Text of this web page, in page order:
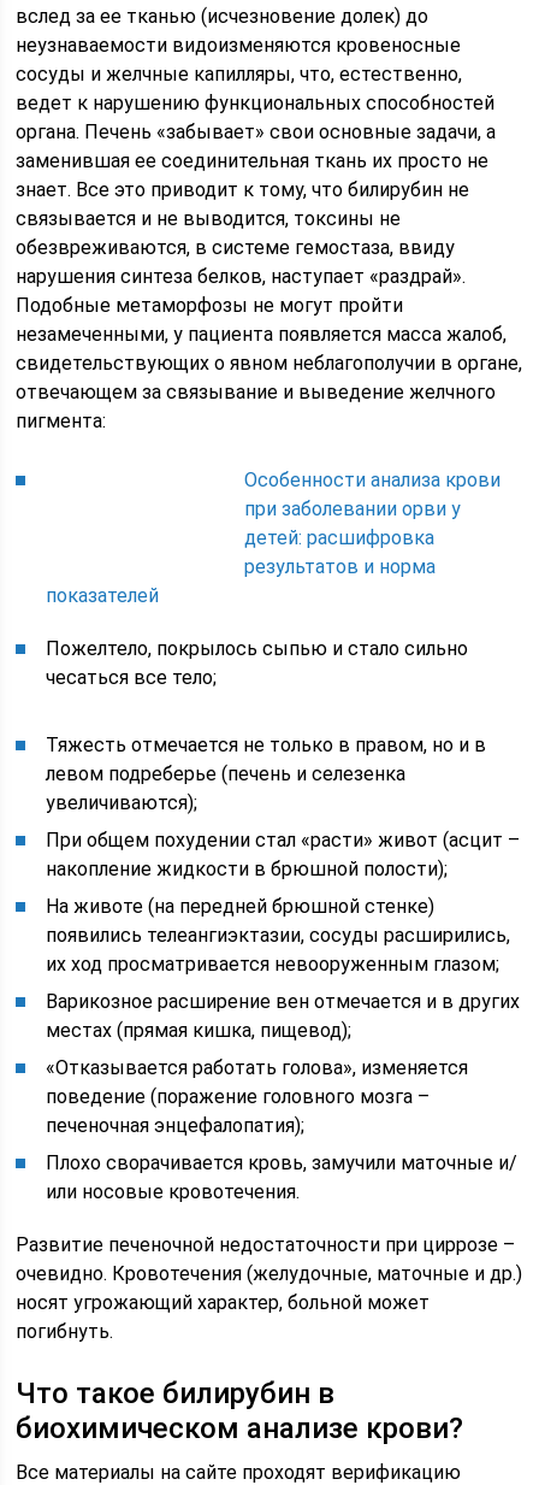
вслед за ее тканью (исчезновение долек) до
неузнаваемости видоизменяются кровеносные
сосуды и желчные капилляры, что, естественно,
ведет к нарушению функциональных способностей
органа. Печень «забывает» свои основные задачи, а
заменившая ее соединительная ткань их просто не
знает. Все это приводит к тому, что билирубин не
связывается и не выводится, токсины не
обезвреживаются, в системе гемостаза, ввиду
нарушения синтеза белков, наступает «раздрай».
Подобные метаморфозы не могут пройти
незамеченными, у пациента появляется масса жалоб,
свидетельствующих о явном неблагополучии в органе,
отвечающем за связывание и выведение желчного
пигмента:
Особенности анализа крови
при заболевании орви у
детей: расшифровка
результатов и норма
показателей
Пожелтело, покрылось сыпью и стало сильно
чесаться все тело;
Тяжесть отмечается не только в правом, но и в
левом подреберье (печень и селезенка
увеличиваются);
При общем похудении стал «расти» живот (асцит –
накопление жидкости в брюшной полости);
На животе (на передней брюшной стенке)
появились телеангиэктазии, сосуды расширились,
их ход просматривается невооруженным глазом;
Варикозное расширение вен отмечается и в других
местах (прямая кишка, пищевод);
«Отказывается работать голова», изменяется
поведение (поражение головного мозга –
печеночная энцефалопатия);
Плохо сворачивается кровь, замучили маточные и/
или носовые кровотечения.
Развитие печеночной недостаточности при циррозе –
очевидно. Кровотечения (желудочные, маточные и др.)
носят угрожающий характер, больной может
погибнуть.
Что такое билирубин в
биохимическом анализе крови?
Все материалы на сайте проходят верификацию